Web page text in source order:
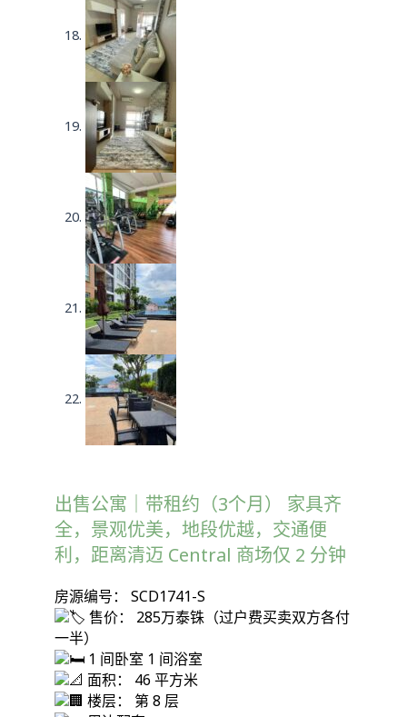
出售公寓｜带租约（3个月） 家具齐
全，景观优美，地段优越，交通便
利，距离清迈 Central 商场仅 2 分钟
房源编号： SCD1741-S
售价： 285万泰铢（过户费买卖双方各付
一半）
1 间卧室 1 间浴室
面积： 46 平方米
楼层： 第 8 层